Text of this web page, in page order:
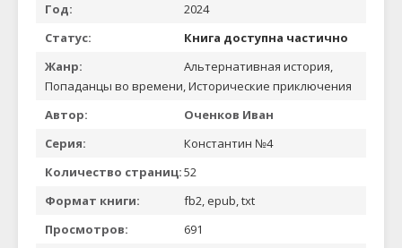
Год:
2024
Статус:
Книга доступна частично
Жанр:
Альтернативная история,
Попаданцы во времени, Исторические приключения
Автор:
Оченков Иван
Серия:
Константин №4
Количество страниц:52
Формат книги:
fb2, epub, txt
Просмотров:
691